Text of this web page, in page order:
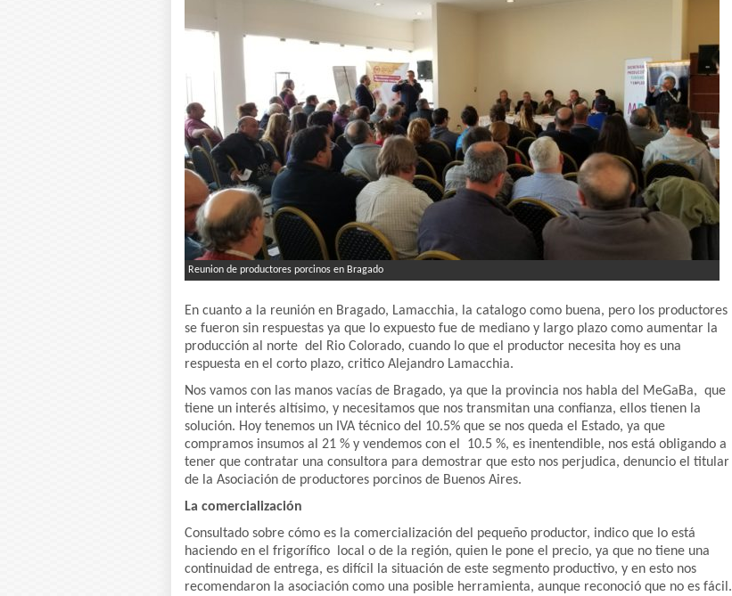
Reunion de productores porcinos en Bragado
En cuanto a la reunión en Bragado, Lamacchia, la catalogo como buena, pero los productores
se fueron sin respuestas ya que lo expuesto fue de mediano y largo plazo como aumentar la
producción al norte del Rio Colorado, cuando lo que el productor necesita hoy es una
respuesta en el corto plazo, critico Alejandro Lamacchia.
Nos vamos con las manos vacías de Bragado, ya que la provincia nos habla del MeGaBa, que
tiene un interés altísimo, y necesitamos que nos transmitan una confianza, ellos tienen la
solución. Hoy tenemos un IVA técnico del 10.5% que se nos queda el Estado, ya que
compramos insumos al 21 % y vendemos con el 10.5 %, es inentendible, nos está obligando a
tener que contratar una consultora para demostrar que esto nos perjudica, denuncio el titular
de la Asociación de productores porcinos de Buenos Aires.
La comercialización
Consultado sobre cómo es la comercialización del pequeño productor, indico que lo está
haciendo en el frigorífico local o de la región, quien le pone el precio, ya que no tiene una
continuidad de entrega, es difícil la situación de este segmento productivo, y en esto nos
recomendaron la asociación como una posible herramienta, aunque reconoció que no es fácil.